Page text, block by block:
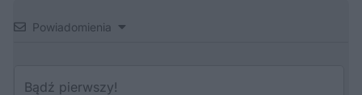
Powiadomienia